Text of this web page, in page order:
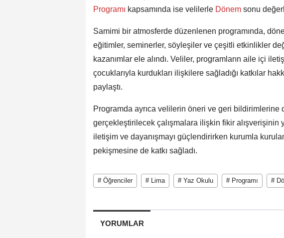
Programı kapsamında ise velilerle Dönem sonu
Samimi bir atmosferde düzenlenen programında,
eğitimler, seminerler, söyleşiler ve çeşitli etkinlikler
kazanımlar ele alındı. Veliler, programların aile içi
çocuklarıyla kurdukları ilişkilere sağladığı katkılar
paylaştı.
Programda ayrıca velilerin öneri ve geri bildirimlerine
gerçekleştirilecek çalışmalara ilişkin fikir alışverişinin
iletişim ve dayanışmayı güçlendirirken kurumla
pekişmesine de katkı sağladı.
# Öğrenciler # Lima # Yaz Okulu # Programı #
YORUMLAR